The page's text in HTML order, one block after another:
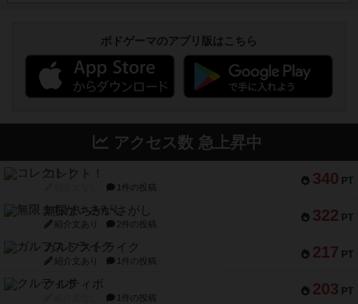
ボドゲーマのアプリ版はこちら
アクセス数 急上昇中
340 PT
コレクト！
1件の投稿
322 PT
無限まちがいさがし
紹介文あり 2件の投稿
217 PT
ガルフストライク
紹介文あり 1件の投稿
203 PT
クルティボ
1件の投稿